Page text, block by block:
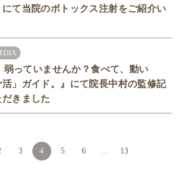
て当院のボトックス注射をご紹介い
弱っていませんか？食べて、動い
」ガイド。』にて院長中村の監修記
きました
3 4 5 6 … 13